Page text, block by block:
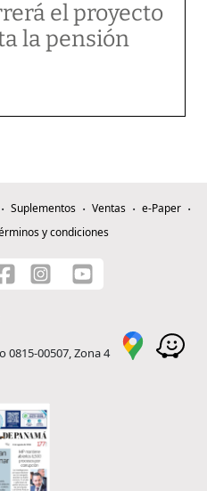
el proyecto
la pensión
Suplementos Ventas
e-Paper
y condiciones
0815-00507, Zona 4